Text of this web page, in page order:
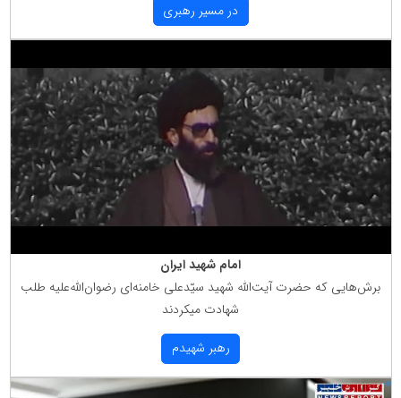
در مسیر رهبری
امام شهید ایران
برش‌هایی كه حضرت آیت‌الله شهید سیّدعلی خامنه‌ای رضوان‌الله‌علیه طلب
شهادت میكردند
رهبر شهیدم